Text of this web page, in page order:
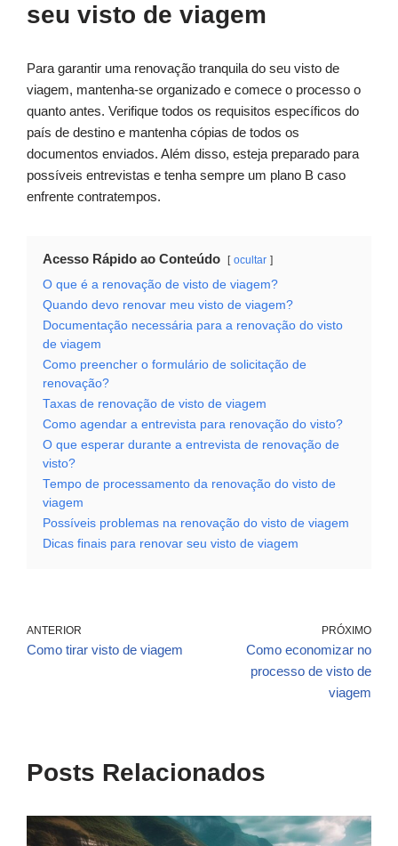
seu visto de viagem
Para garantir uma renovação tranquila do seu visto de
viagem, mantenha-se organizado e comece o processo o
quanto antes. Verifique todos os requisitos específicos do
país de destino e mantenha cópias de todos os
documentos enviados. Além disso, esteja preparado para
possíveis entrevistas e tenha sempre um plano B caso
enfrente contratempos.
Acesso Rápido ao Conteúdo ocultar
O que é a renovação de visto de viagem?
Quando devo renovar meu visto de viagem?
Documentação necessária para a renovação do visto
de viagem
Como preencher o formulário de solicitação de
renovação?
Taxas de renovação de visto de viagem
Como agendar a entrevista para renovação do visto?
O que esperar durante a entrevista de renovação de
visto?
Tempo de processamento da renovação do visto de
viagem
Possíveis problemas na renovação do visto de viagem
Dicas finais para renovar seu visto de viagem
ANTERIOR
Como tirar visto de viagem
PRÓXIMO
Como economizar no
processo de visto de
viagem
Posts Relacionados